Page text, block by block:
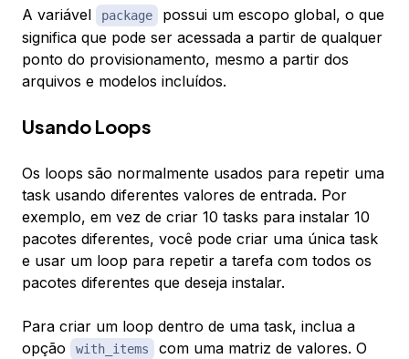
A variável package
possui um escopo global, o que
significa que pode ser acessada a partir de qualquer
ponto do provisionamento, mesmo a partir dos
arquivos e modelos incluídos.
Usando Loops
Os loops são normalmente usados para repetir uma
task usando diferentes valores de entrada. Por
exemplo, em vez de criar 10 tasks para instalar 10
pacotes diferentes, você pode criar uma única task
e usar um loop para repetir a tarefa com todos os
pacotes diferentes que deseja instalar.
Para criar um loop dentro de uma task, inclua a
opção
with_items
com uma matriz de valores. O